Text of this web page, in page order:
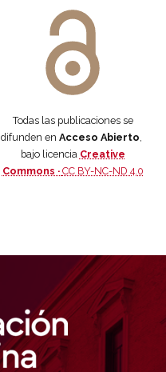
Todas las publicaciones se
difunden en Acceso Abierto,
bajo licencia Creative
Commons · CC BY-NC-ND 4.0